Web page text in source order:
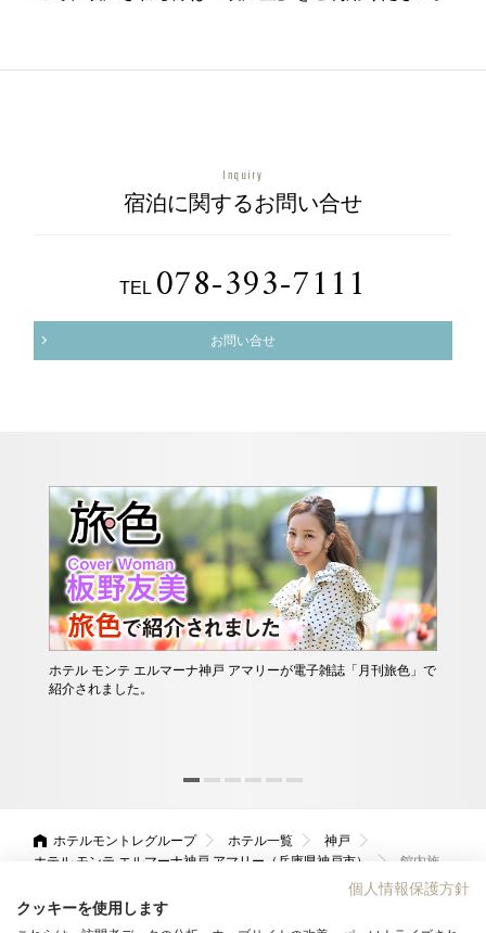
Inquiry
宿泊に関するお問い合せ
TEL 078-393-7111
お問い合せ
ホテル モンテ エルマーナ神戸 アマリーが電子雑誌「月刊旅色」で
紹介されました。
ホテルモントレグループ ホテル一覧
神戸
ホテル モンテ エルマーナ神戸 アマリー（兵庫県神戸市）
館内施
個人情報保護方針
クッキーを使用します